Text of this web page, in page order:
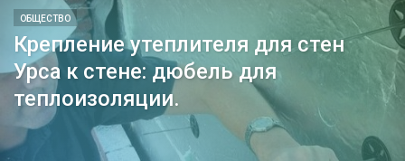
ОБЩЕСТВО
Крепление утеплителя для стен
Урса к стене: дюбель для
теплоизоляции.